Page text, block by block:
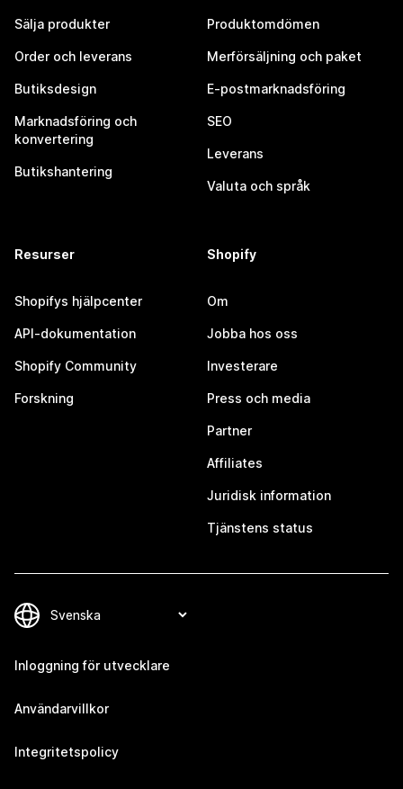
Sälja produkter
Order och leverans
Butiksdesign
Marknadsföring och
konvertering
Butikshantering
Produktomdömen
Merförsäljning och paket
E-postmarknadsföring
SEO
Leverans
Valuta och språk
Resurser
Shopifys hjälpcenter
API-dokumentation
Shopify Community
Forskning
Shopify
Om
Jobba hos oss
Investerare
Press och media
Partner
Affiliates
Juridisk information
Tjänstens status
Inloggning för utvecklare
Användarvillkor
Integritetspolicy